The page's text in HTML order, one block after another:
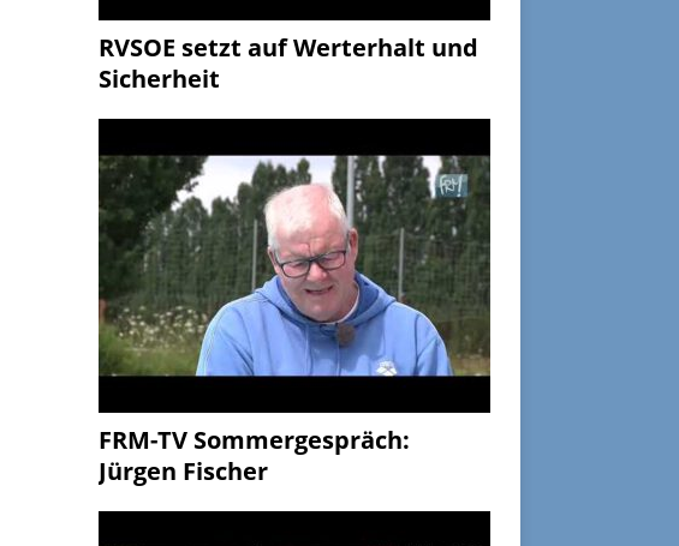
RVSOE setzt auf Werterhalt und
Sicherheit
FRM-TV Sommergespräch:
Jürgen Fischer